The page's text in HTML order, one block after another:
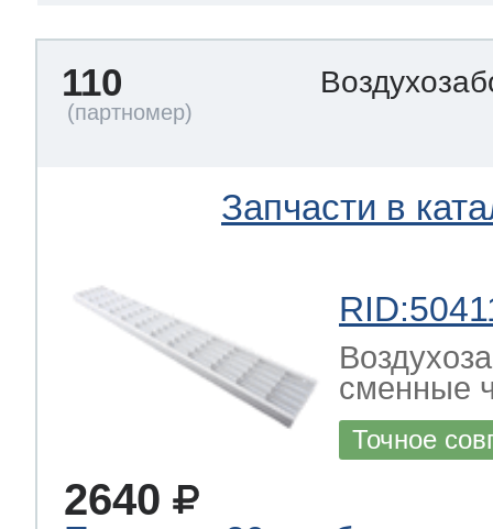
110
Запчасти в
сменные
Точное
2640